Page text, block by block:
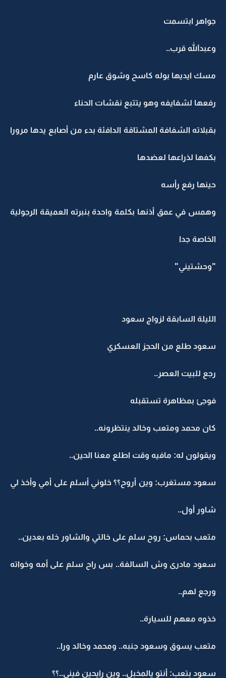
جواهر ابتسمت
وعبدالله قرب..
مسك ايديها بوله كاسح وشوق عارم
رفعها لشفايفه وهو يتتبع نقشات الحناء
بقبلاته الشفافة المشتاقة الدافئة بدء من أصابع يدها مرورا
بكفها لذراعها لعضدها
حينها رفع رأسه
وهمس في عمق أذنها بكلمة واحدة بنبرته العميقة الرجولية
الخاصة جدا
"وحشتيني"
الليلة السابقة لزواج سعود
سعود طلع من الحجز العسكري
رجع للبيت العصر..
فوجئ بمظاهرة تستقبله
كان محمد ومتعب وخالد ينتظرونه..
ويقولون له: مافيه وقت اطلع معنا الحين..
سعود مستغرب: وين أروح؟؟ خلوني أسلم على أمي وأخذ لي
شاور أول..
متعب بحماس: روح سلم على خالتي والشاور خله بعدين..
سعود مادرى وش السالفة.. بس راح سلم على أمه وخواته
ورجع لهم..
خذوه معهم للسيارة..
متعب يسوق وسعود جنبه.. ومحمد وخالد ورا..
سعود بتعب: أنتو يالمخبل.. وين رايحين فيني..؟؟